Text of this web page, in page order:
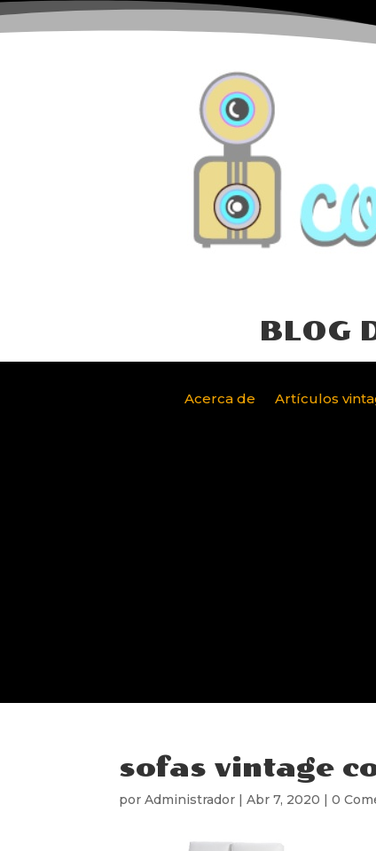
BLOG
Acerca de Artículos
sofas vintage
porAdministrador |Abr 7, 2020 |0